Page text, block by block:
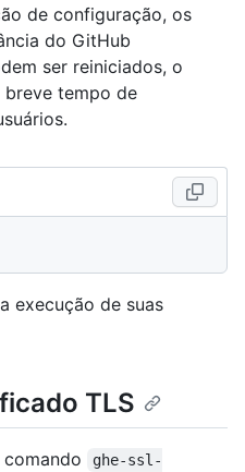
de configuração, os
do GitHub
ser reiniciados, o
breve tempo de
execução de suas
TLS
ghe-ssl-